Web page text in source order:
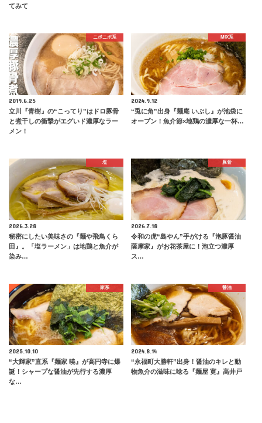
てみて
ニボニボ系
2019.6.25
立川『青樹』の“こってり”はドロ豚骨
と煮干しの衝撃がエグいド濃厚なラー
メン！
MIX系
2024.9.12
“兎に角”出身『麺庵 いぶし』が池袋に
オープン！魚介節×地鶏の濃厚な一杯…
塩
2026.3.28
秘密にしたい美味さの『麺や飛鳥くら
田』。「塩ラーメン」は地鶏と魚介が
染み…
豚骨
2026.7.18
令和の虎“島やん”手がける『泡豚醤油
薩摩家』がお花茶屋に！泡立つ濃厚
ス…
家系
2025.10.10
“大輝家”直系『麺家 暁』が高円寺に爆
誕！シャープな醤油が先行する濃厚
な…
醤油
2024.8.14
“永福町大勝軒”出身！醤油のキレと動
物魚介の滋味に唸る『麺屋 寛』高井戸